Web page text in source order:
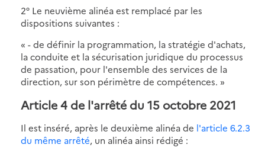
2° Le neuvième alinéa est remplacé par les
dispositions suivantes :
« - de définir la programmation, la stratégie d'achats,
la conduite et la sécurisation juridique du processus
de passation, pour l'ensemble des services de la
direction, sur son périmètre de compétences. »
Article 4 de l'arrêté du 15 octobre 2021
Il est inséré, après le deuxième alinéa de l'article 6.2.3
du même arrêté, un alinéa ainsi rédigé :